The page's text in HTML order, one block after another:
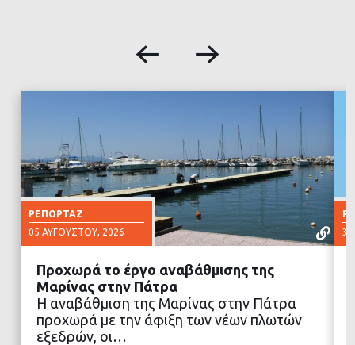
ΡΕΠΟΡΤΆΖ
05 ΑΥΓΟΎΣΤΟΥ, 2026
ΔΙΑΒΑΣΤΕ ΠΕΡΙΣΣΟΤΕΡΑ
Προχωρά το έργο αναβάθμισης της
Μαρίνας στην Πάτρα
Η αναβάθμιση της Μαρίνας στην Πάτρα
προχωρά με την άφιξη των νέων πλωτών
εξεδρών, οι…
30